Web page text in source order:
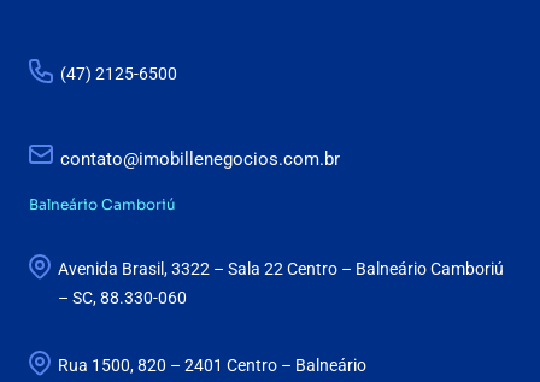
(47) 2125-6500
contato@imobillenegocios.com.br
Balneário Camboriú
Avenida Brasil, 3322 – Sala 22 Centro – Balneário Camboriú
– SC, 88.330-060
Rua 1500, 820 – 2401 Centro – Balneário